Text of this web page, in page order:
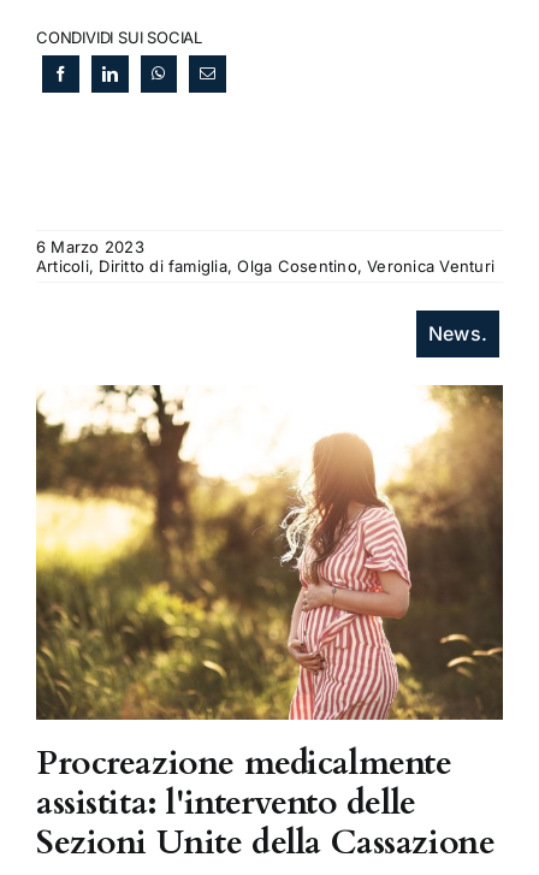
CONDIVIDI SUI SOCIAL
6 Marzo 2023
Articoli, Diritto di famiglia, Olga Cosentino, Veronica Venturi
News.
Procreazione medicalmente
assistita: l'intervento delle
Sezioni Unite della Cassazione